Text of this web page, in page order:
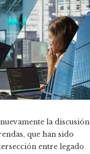
la discusión
que han sido
entre legado